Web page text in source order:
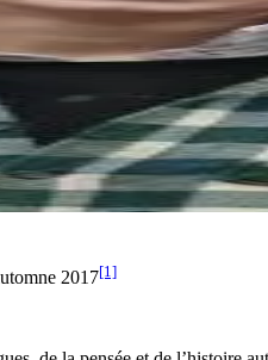
2017[1]